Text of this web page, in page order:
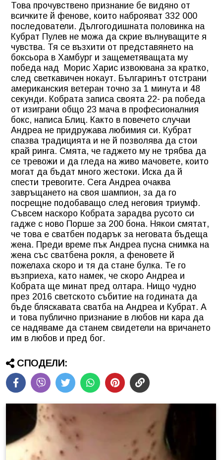
Това прочувствено признание бе видяно от
всичките й фенове, които наброяват 332 000
последователи. Дългогодишната половинка на
Кубрат Пулев не можа да скрие вълнуващите я
чувства. Тя се възхити от представянето на
боксьора в Хамбург и защеметяващата му
победа над Морис Харис извоювана за кратко,
след светкавичен нокаут. Българинът отстрани
американския ветеран точно за 1 минута и 48
секунди. Кобрата записа своята 22- ра победа
от изиграни общо 23 мача в професионалния
бокс, написа Блиц. Както в повечето случаи
Андреа не придружава любимия си. Кубрат
спазва традицията и не й позволява да стои
край ринга. Смята, че гаджето му не трябва да
се тревожи и да гледа на живо мачовете, които
могат да бъдат много жестоки. Иска да й
спести тревогите. Сега Андреа очаква
завръщането на своя шампион, за да го
посрещне подобаващо след неговия триумф.
Съвсем наскоро Кобрата зарадва русото си
гадже с ново Порше за 200 бона. Някои смятат,
че това е сватбен подарък за неговата бъдеща
жена. Преди време пък Андреа пусна снимка на
жена със сватбена рокля, а феновете й
пожелаха скоро и тя да стане булка. Те го
възприеха, като намек, че скоро Андреа и
Кобрата ще минат пред олтара. Нищо чудно
през 2016 светското събитие на годината да
бъде бляскавата сватба на Андреа и Кубрат. А
и това публично признание в любов ни кара да
се надяваме да станем свидетели на вричането
им в любов и пред бог.
СПОДЕЛИ: